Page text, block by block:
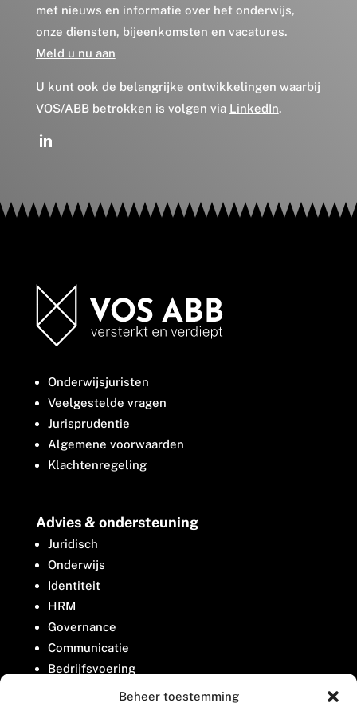
Beheer toestemming
met nieuws en informatie over het onderwijs,
onze diensten, bijeenkomsten en vacatures.
Meld u nu aan
U kunt ook de belangrijke ontwikkelingen waarbij
VOS/ABB betrokken is volgen via LinkedIn.
Onderwijsjuristen
Veelgestelde vragen
Jurisprudentie
Algemene voorwaarden
Klachtenregeling
Advies & ondersteuning
Juridisch
Onderwijs
Identiteit
HRM
Governance
Communicatie
Bedrijfsvoering
Belangenbehartiging